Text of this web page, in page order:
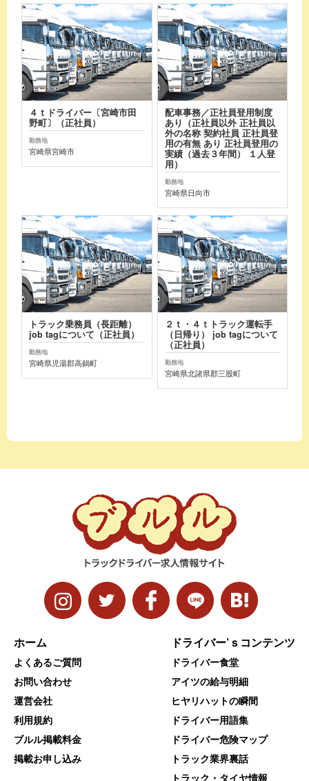
４ｔドライバー〔宮崎市田
野町〕（正社員）
勤務地
宮崎県宮崎市
配車事務／正社員登用制度
あり（正社員以外 正社員以
外の名称 契約社員 正社員登
用の有無 あり 正社員登用の
実績（過去３年間） １人登
用）
勤務地
宮崎県日向市
トラック乗務員（長距離）
job tagについて（正社員）
勤務地
宮崎県児湯郡高鍋町
２ｔ・４ｔトラック運転手
（日帰り） job tagについて
（正社員）
勤務地
宮崎県北諸県郡三股町
ホーム
よくあるご質問
お問い合わせ
運営会社
利用規約
ブルル掲載料金
掲載お申し込み
ドライバー’ｓコンテンツ
ドライバー食堂
アイツの給与明細
ヒヤリハットの瞬間
ドライバー用語集
ドライバー危険マップ
トラック業界裏話
トラック・タイヤ情報